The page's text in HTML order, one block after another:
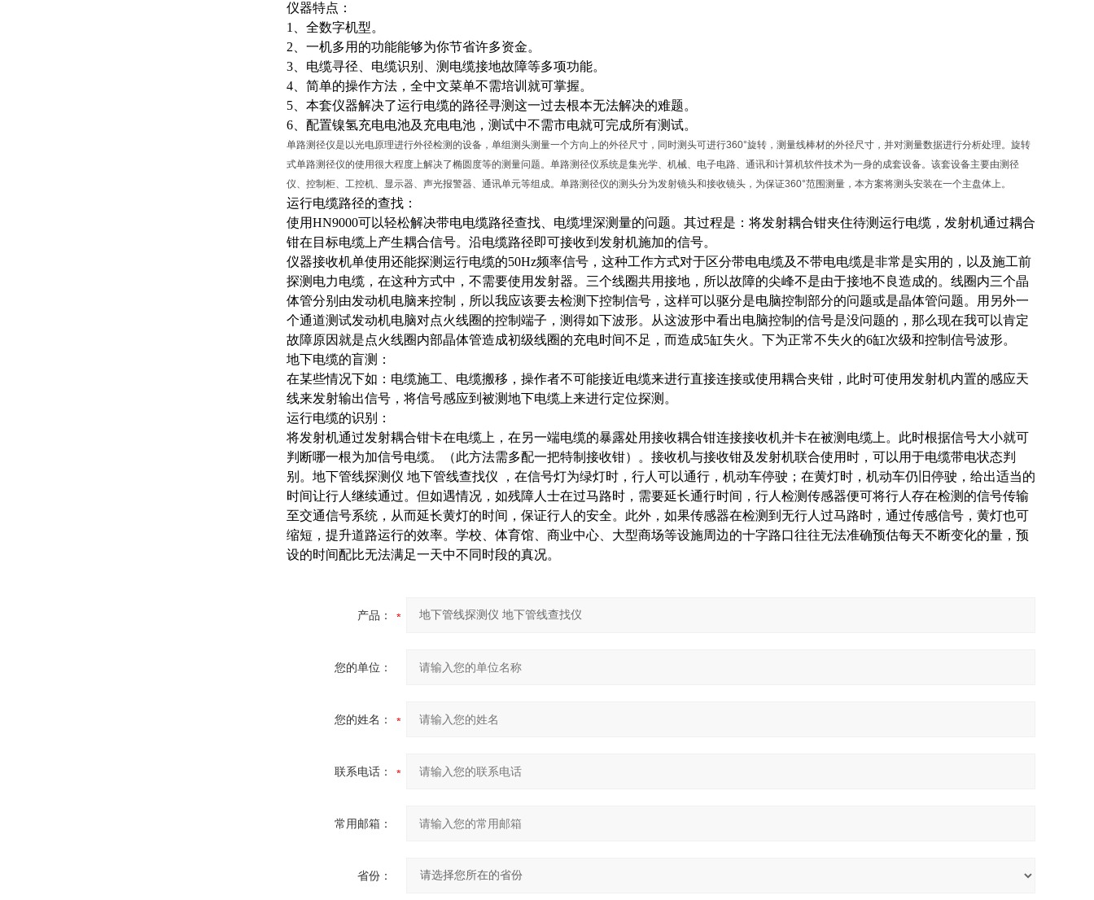
仪器特点：
1、全数字机型。
2、一机多用的功能能够为你节省许多资金。
3、电缆寻径、电缆识别、测电缆接地故障等多项功能。
4、简单的操作方法，全中文菜单不需培训就可掌握。
5、本套仪器解决了运行电缆的路径寻测这一过去根本无法解决的难题。
6、配置镍氢充电电池及充电电池，测试中不需市电就可完成所有测试。
单路测径仪是以光电原理进行外径检测的设备，单组测头测量一个方向上的外径尺寸，同时测头可进行360°旋转，测量线棒材的外径尺寸，并对测量数据进行分析处理。旋转
式单路测径仪的使用很大程度上解决了椭圆度等的测量问题。单路测径仪系统是集光学、机械、电子电路、通讯和计算机软件技术为一身的成套设备。该套设备主要由测径
仪、控制柜、工控机、显示器、声光报警器、通讯单元等组成。单路测径仪的测头分为发射镜头和接收镜头，为保证360°范围测量，本方案将测头安装在一个主盘体上。
运行电缆路径的查找：
使用HN9000可以轻松解决带电电缆路径查找、电缆埋深测量的问题。其过程是：将发射耦合钳夹住待测运行电缆，发射机通过耦合
钳在目标电缆上产生耦合信号。沿电缆路径即可接收到发射机施加的信号。
仪器接收机单使用还能探测运行电缆的50Hz频率信号，这种工作方式对于区分带电电缆及不带电电缆是非常是实用的，以及施工前
探测电力电缆，在这种方式中，不需要使用发射器。三个线圈共用接地，所以故障的尖峰不是由于接地不良造成的。线圈内三个晶
体管分别由发动机电脑来控制，所以我应该要去检测下控制信号，这样可以驱分是电脑控制部分的问题或是晶体管问题。用另外一
个通道测试发动机电脑对点火线圈的控制端子，测得如下波形。从这波形中看出电脑控制的信号是没问题的，那么现在我可以肯定
故障原因就是点火线圈内部晶体管造成初级线圈的充电时间不足，而造成5缸失火。下为正常不失火的6缸次级和控制信号波形。
地下电缆的盲测：
在某些情况下如：电缆施工、电缆搬移，操作者不可能接近电缆来进行直接连接或使用耦合夹钳，此时可使用发射机内置的感应天
线来发射输出信号，将信号感应到被测地下电缆上来进行定位探测。
运行电缆的识别：
将发射机通过发射耦合钳卡在电缆上，在另一端电缆的暴露处用接收耦合钳连接接收机并卡在被测电缆上。此时根据信号大小就可
判断哪一根为加信号电缆。（此方法需多配一把特制接收钳）。接收机与接收钳及发射机联合使用时，可以用于电缆带电状态判
别。地下管线探测仪 地下管线查找仪 ，在信号灯为绿灯时，行人可以通行，机动车停驶；在黄灯时，机动车仍旧停驶，给出适当的
时间让行人继续通过。但如遇情况，如残障人士在过马路时，需要延长通行时间，行人检测传感器便可将行人存在检测的信号传输
至交通信号系统，从而延长黄灯的时间，保证行人的安全。此外，如果传感器在检测到无行人过马路时，通过传感信号，黄灯也可
缩短，提升道路运行的效率。学校、体育馆、商业中心、大型商场等设施周边的十字路口往往无法准确预估每天不断变化的量，预
设的时间配比无法满足一天中不同时段的真况。
产品：
您的单位：
您的姓名：
联系电话：
常用邮箱：
省份：